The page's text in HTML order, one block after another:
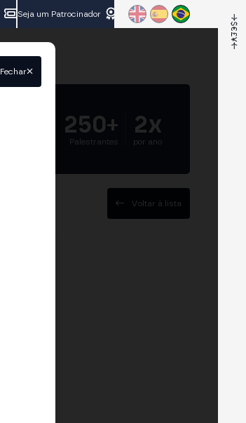
Seja um Patrocinador
250+
Palestrantes
2x
por ano
Voltar à lista
Fechar